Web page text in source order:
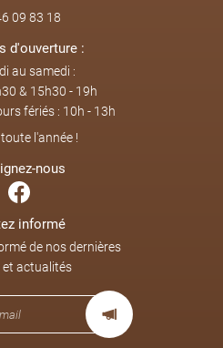
09 83 18
d'ouverture :
au samedi :
& 15h30 - 19h
fériés : 10h - 13h
l'année !
nous
informé
de nos dernières
actualités